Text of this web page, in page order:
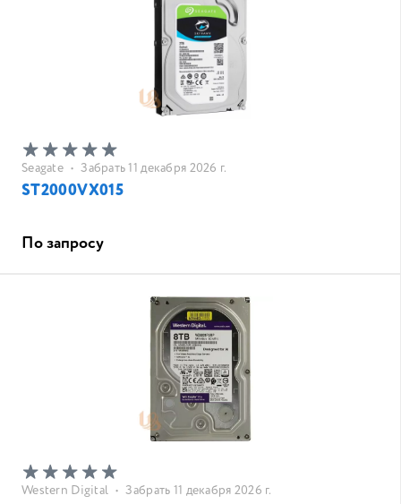
Seagate • Забрать 11 декабря 2026 г.
ST2000VX015
По запросу
Western Digital • Забрать 11 декабря 2026 г.